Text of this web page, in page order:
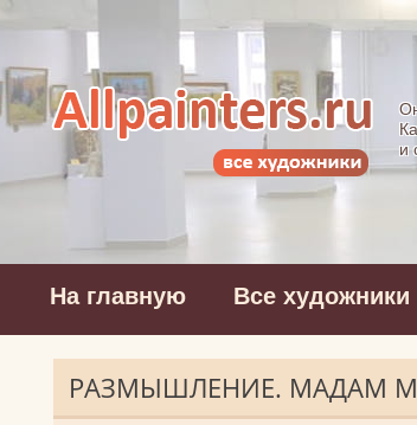
и
На главную Все художники
РАЗМЫШЛЕНИЕ. МАДАМ